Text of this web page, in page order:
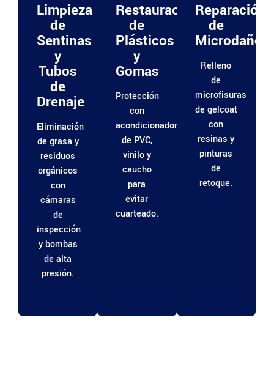
Limpieza
de
Sentinas
y
Tubos
de
Drenaje
Eliminación
de grasa y
residuos
orgánicos
con
cámaras
de
inspección
y bombas
de alta
presión.
Restauración
de
Plásticos
y
Gomas
Protección
con
acondicionadores
de PVC,
vinilo y
caucho
para
evitar
cuarteado.
Reparación
de
Microdaños
Relleno
de
microfisuras
de gelcoat
con
resinas y
pinturas
de
retoque.